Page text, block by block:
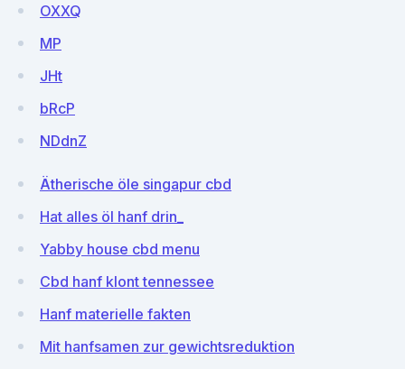
OXXQ
MP
JHt
bRcP
NDdnZ
Ätherische öle singapur cbd
Hat alles öl hanf drin_
Yabby house cbd menu
Cbd hanf klont tennessee
Hanf materielle fakten
Mit hanfsamen zur gewichtsreduktion